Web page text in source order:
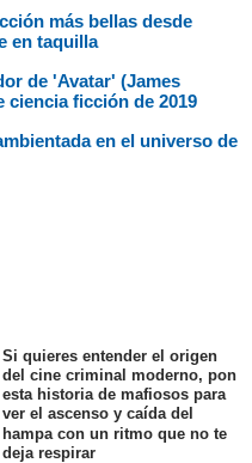
más bellas desde
en taquilla
de 'Avatar' (James
ciencia ficción de 2019
en el universo de
Si quieres entender el origen
del cine criminal moderno, pon
esta historia de mafiosos para
ver el ascenso y caída del
hampa con un ritmo que no te
deja respirar